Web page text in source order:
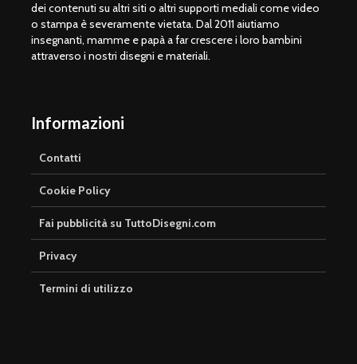
dei contenuti su altri siti o altri supporti mediali come video
o stampa è severamente vietata. Dal 2011 aiutiamo
insegnanti, mamme e papà a far crescere i loro bambini
attraverso i nostri disegni e materiali.
Informazioni
Contatti
Cookie Policy
Fai pubblicità su TuttoDisegni.com
Privacy
Termini di utilizzo